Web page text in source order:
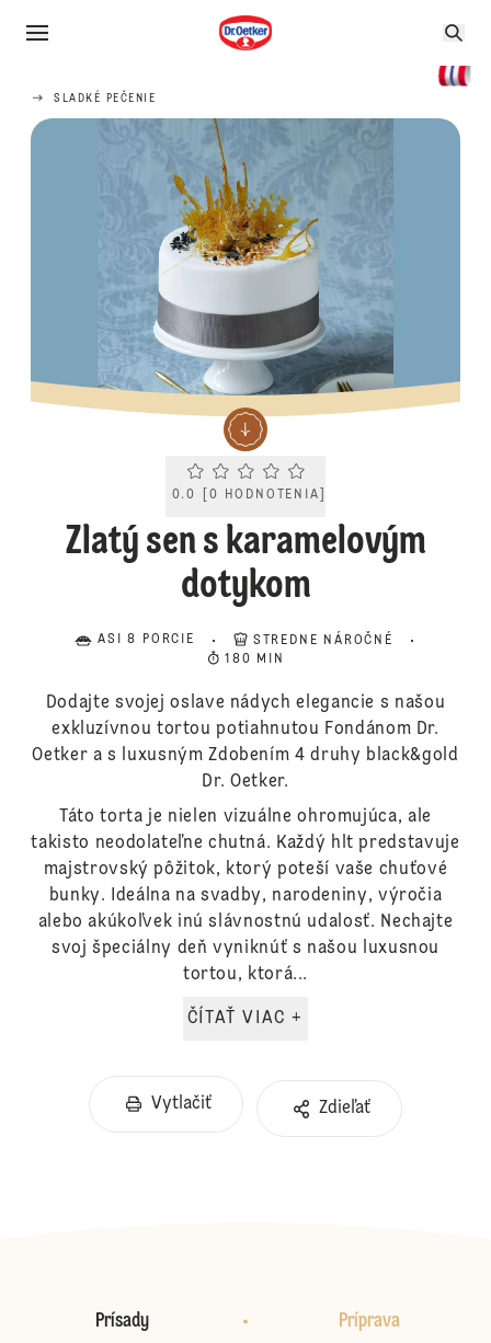
SLADKÉ PEČENIE
Current rating 0.0. Click to rate.
0.0 0 HODNOTENIA
Zlatý sen s karamelovým
dotykom
ASI 8 PORCIE
STREDNE NÁROČNÉ
180 MIN
Dodajte svojej oslave nádych elegancie s našou
exkluzívnou tortou potiahnutou Fondánom Dr.
Oetker a s luxusným Zdobením 4 druhy black&gold
Dr. Oetker.
Táto torta je nielen vizuálne ohromujúca, ale
takisto neodolateľne chutná. Každý hlt predstavuje
majstrovský pôžitok, ktorý poteší vaše chuťové
bunky. Ideálna na svadby, narodeniny, výročia
alebo akúkoľvek inú slávnostnú udalosť. Nechajte
svoj špeciálny deň vyniknúť s našou luxusnou
tortou, ktorá...
ČÍTAŤ VIAC +
Vytlačiť Zdieľať
Prísady Príprava